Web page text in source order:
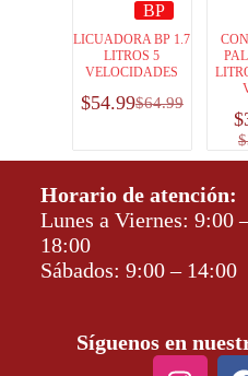
BP
LICUADORA BP 1.7
LITROS 5
VELOCIDADES
$64.99
$54.99
$
$
Horario de atención:
Lunes a Viernes: 9:00
18:00
Sábados: 9:00 – 14:00
Síguenos en